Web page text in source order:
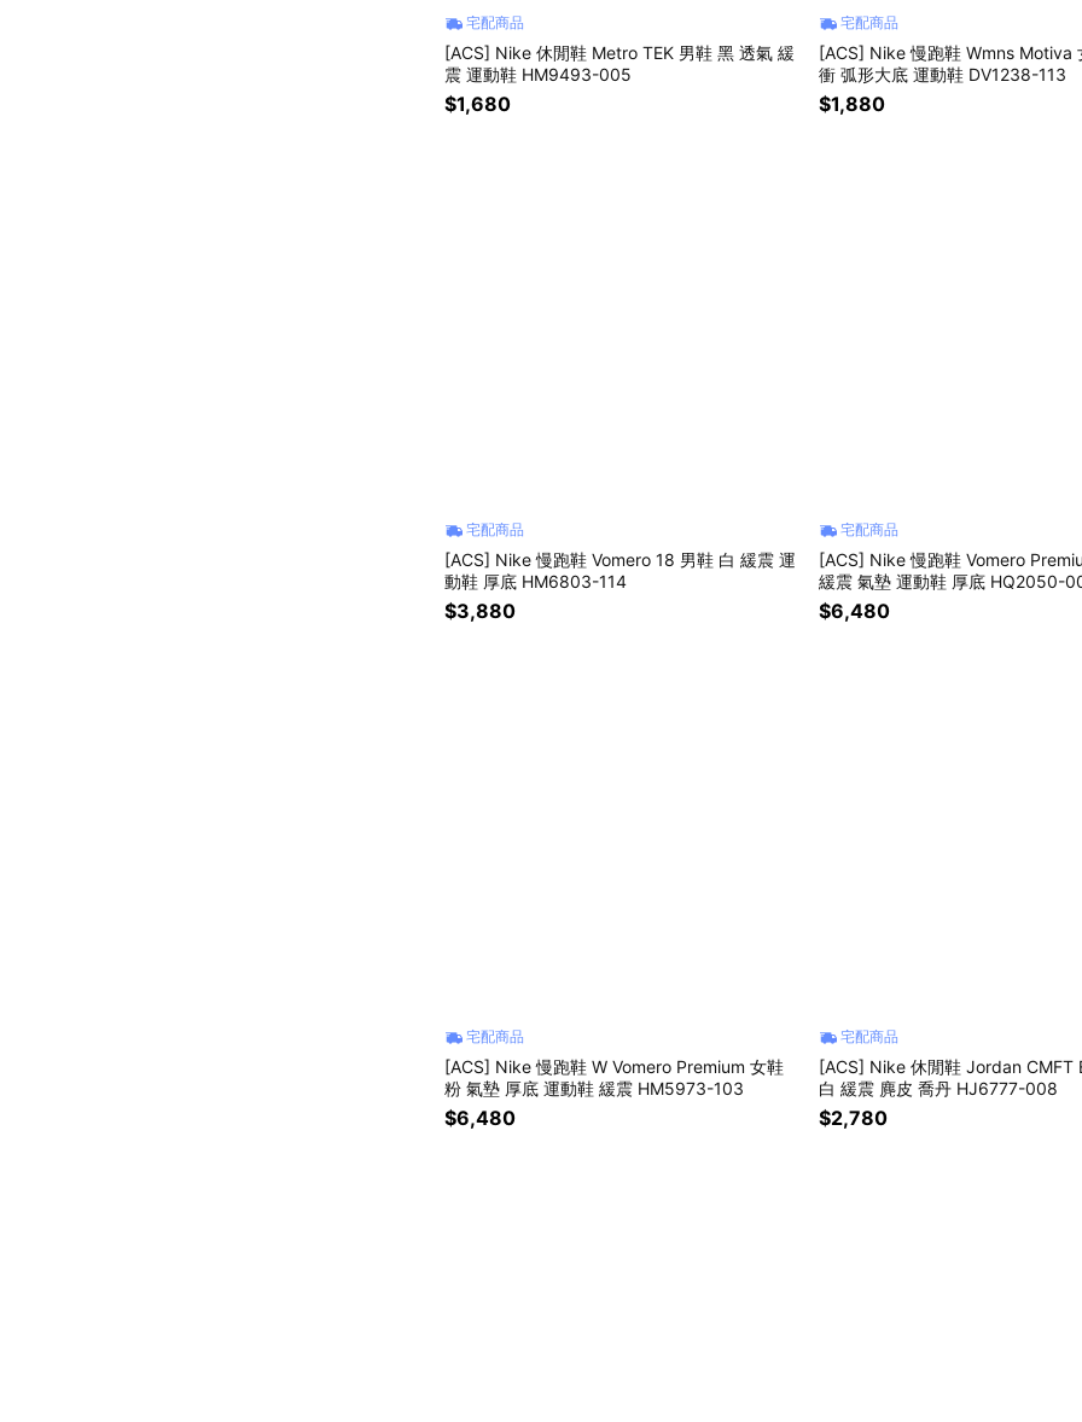
宅配商品
[ACS] Nike 休閒鞋 Metro TEK 男鞋 黑 透氣 緩
震 運動鞋 HM9493-005
$1,680
宅配商品
[ACS] Nike 慢跑鞋 Wmns Motiva
衝 弧形大底 運動鞋 DV1238-113
$1,880
宅配商品
[ACS] Nike 慢跑鞋 Vomero 18 男鞋 白 緩震 運
動鞋 厚底 HM6803-114
$3,880
宅配商品
[ACS] Nike 慢跑鞋 Vomero
緩震 氣墊 運動鞋 厚底 HQ2050-
$6,480
宅配商品
[ACS] Nike 慢跑鞋 W Vomero Premium 女鞋
粉 氣墊 厚底 運動鞋 緩震 HM5973-103
$6,480
宅配商品
[ACS] Nike 休閒鞋 Jordan CMFT
白 緩震 麂皮 喬丹 HJ6777-008
$2,780